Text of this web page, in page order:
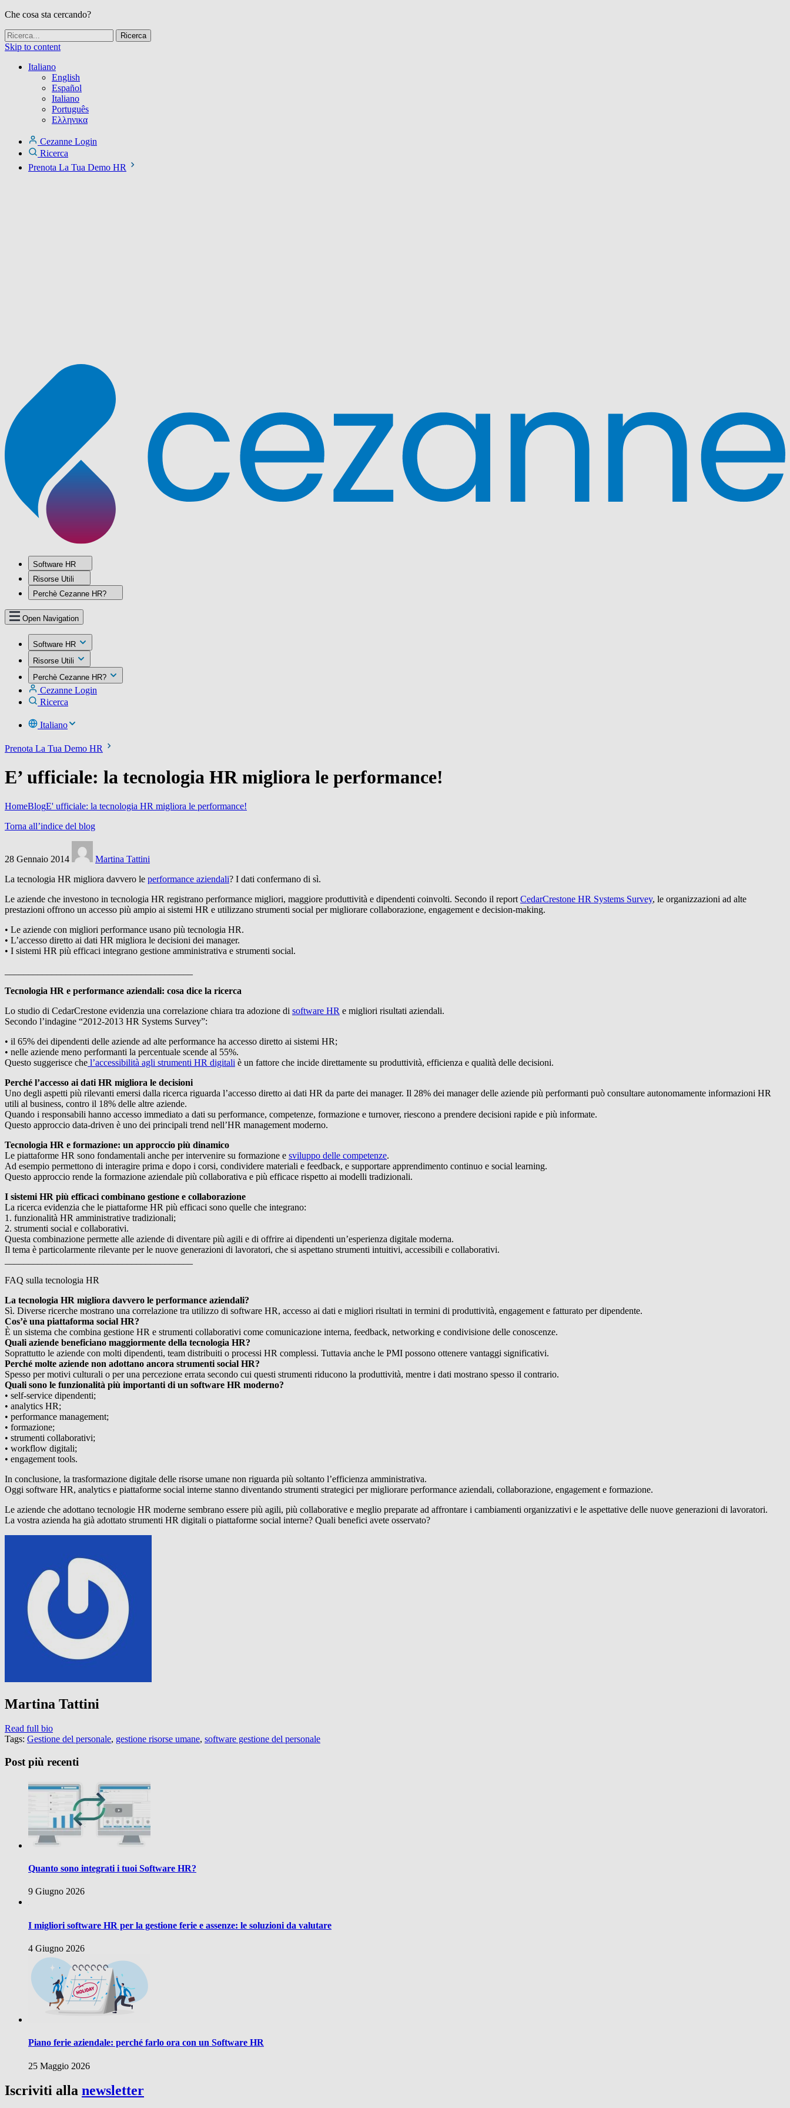
Che cosa sta cercando?
Skip to content
Italiano
English
Español
Italiano
Português
Ελληνικα
Cezanne Login
Ricerca
Prenota La Tua Demo HR
Software HR
Risorse Utili
Perchè Cezanne HR?
Open Navigation
Software HR
Risorse Utili
Perchè Cezanne HR?
Cezanne Login
Ricerca
Italiano
Prenota La Tua Demo HR
E’ ufficiale: la tecnologia HR migliora le performance!
HomeBlogE' ufficiale: la tecnologia HR migliora le performance!
Torna all’indice del blog
28 Gennaio 2014
Martina Tattini
La tecnologia HR migliora davvero le performance aziendali? I dati confermano di sì.
Le aziende che investono in tecnologia HR registrano performance migliori, maggiore produttività e dipendenti coinvolti. Secondo il report CedarCrestone HR Systems Survey, le organizzazioni ad alte
prestazioni offrono un accesso più ampio ai sistemi HR e utilizzano strumenti social per migliorare collaborazione, engagement e decision-making.
• Le aziende con migliori performance usano più tecnologia HR.
• L’accesso diretto ai dati HR migliora le decisioni dei manager.
• I sistemi HR più efficaci integrano gestione amministrativa e strumenti social.
Tecnologia HR e performance aziendali: cosa dice la ricerca
Lo studio di CedarCrestone evidenzia una correlazione chiara tra adozione di software HR e migliori risultati aziendali.
Secondo l’indagine “2012-2013 HR Systems Survey”:
• il 65% dei dipendenti delle aziende ad alte performance ha accesso diretto ai sistemi HR;
• nelle aziende meno performanti la percentuale scende al 55%.
Questo suggerisce che l’accessibilità agli strumenti HR digitali è un fattore che incide direttamente su produttività, efficienza e qualità delle decisioni.
Perché l’accesso ai dati HR migliora le decisioni
Uno degli aspetti più rilevanti emersi dalla ricerca riguarda l’accesso diretto ai dati HR da parte dei manager. Il 28% dei manager delle aziende più performanti può consultare autonomamente informazioni HR
utili al business, contro il 18% delle altre aziende.
Quando i responsabili hanno accesso immediato a dati su performance, competenze, formazione e turnover, riescono a prendere decisioni rapide e più informate.
Questo approccio data-driven è uno dei principali trend nell’HR management moderno.
Tecnologia HR e formazione: un approccio più dinamico
Le piattaforme HR sono fondamentali anche per intervenire su formazione e sviluppo delle competenze.
Ad esempio permettono di interagire prima e dopo i corsi, condividere materiali e feedback, e supportare apprendimento continuo e social learning.
Questo approccio rende la formazione aziendale più collaborativa e più efficace rispetto ai modelli tradizionali.
I sistemi HR più efficaci combinano gestione e collaborazione
La ricerca evidenzia che le piattaforme HR più efficaci sono quelle che integrano:
1. funzionalità HR amministrative tradizionali;
2. strumenti social e collaborativi.
Questa combinazione permette alle aziende di diventare più agili e di offrire ai dipendenti un’esperienza digitale moderna.
Il tema è particolarmente rilevante per le nuove generazioni di lavoratori, che si aspettano strumenti intuitivi, accessibili e collaborativi.
FAQ sulla tecnologia HR
La tecnologia HR migliora davvero le performance aziendali?
Sì. Diverse ricerche mostrano una correlazione tra utilizzo di software HR, accesso ai dati e migliori risultati in termini di produttività, engagement e fatturato per dipendente.
Cos’è una piattaforma social HR?
È un sistema che combina gestione HR e strumenti collaborativi come comunicazione interna, feedback, networking e condivisione delle conoscenze.
Quali aziende beneficiano maggiormente della tecnologia HR?
Soprattutto le aziende con molti dipendenti, team distribuiti o processi HR complessi. Tuttavia anche le PMI possono ottenere vantaggi significativi.
Perché molte aziende non adottano ancora strumenti social HR?
Spesso per motivi culturali o per una percezione errata secondo cui questi strumenti riducono la produttività, mentre i dati mostrano spesso il contrario.
Quali sono le funzionalità più importanti di un software HR moderno?
• self-service dipendenti;
• analytics HR;
• performance management;
• formazione;
• strumenti collaborativi;
• workflow digitali;
• engagement tools.
In conclusione, la trasformazione digitale delle risorse umane non riguarda più soltanto l’efficienza amministrativa.
Oggi software HR, analytics e piattaforme social interne stanno diventando strumenti strategici per migliorare performance aziendali, collaborazione, engagement e formazione.
Le aziende che adottano tecnologie HR moderne sembrano essere più agili, più collaborative e meglio preparate ad affrontare i cambiamenti organizzativi e le aspettative delle nuove generazioni di lavoratori.
La vostra azienda ha già adottato strumenti HR digitali o piattaforme social interne? Quali benefici avete osservato?
Martina Tattini
Read full bio
Tags: Gestione del personale, gestione risorse umane, software gestione del personale
Post più recenti
Quanto sono integrati i tuoi Software HR?
9 Giugno 2026
I migliori software HR per la gestione ferie e assenze: le soluzioni da valutare
4 Giugno 2026
Piano ferie aziendale: perché farlo ora con un Software HR
25 Maggio 2026
Iscriviti alla newsletter